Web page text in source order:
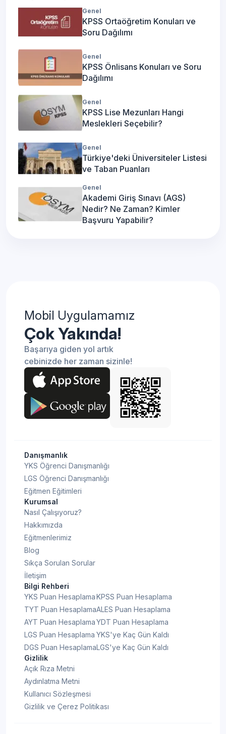
Genel
KPSS Ortaöğretim Konuları ve
Soru Dağılımı
Genel
KPSS Önlisans Konuları ve Soru
Dağılımı
Genel
KPSS Lise Mezunları Hangi
Meslekleri Seçebilir?
Genel
Türkiye'deki Üniversiteler Listesi
ve Taban Puanları
Genel
Akademi Giriş Sınavı (AGS)
Nedir? Ne Zaman? Kimler
Başvuru Yapabilir?
Mobil Uygulamamız
Çok Yakında!
Başarıya giden yol artık
cebinizde her zaman sizinle!
Danışmanlık
YKS Öğrenci Danışmanlığı
LGS Öğrenci Danışmanlığı
Eğitmen Eğitimleri
Kurumsal
Nasıl Çalışıyoruz?
Hakkımızda
Eğitmenlerimiz
Blog
Sıkça Sorulan Sorular
İletişim
Bilgi Rehberi
YKS Puan Hesaplama
TYT Puan Hesaplama
AYT Puan Hesaplama
LGS Puan Hesaplama
DGS Puan Hesaplama
KPSS Puan Hesaplama
ALES Puan Hesaplama
YDT Puan Hesaplama
YKS'ye Kaç Gün Kaldı
LGS'ye Kaç Gün Kaldı
Gizlilik
Açık Rıza Metni
Aydınlatma Metni
Kullanıcı Sözleşmesi
Gizlilik ve Çerez Politikası